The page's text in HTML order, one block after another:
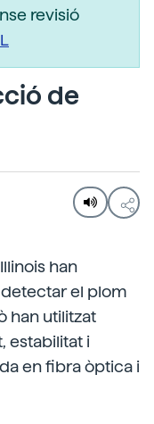
revisió
de
han
el plom
han utilitzat
estabilitat i
en fibra òptica i